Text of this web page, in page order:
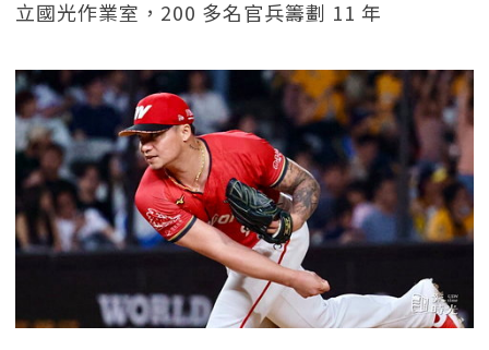
立國光作業室，200 多名官兵籌劃 11 年